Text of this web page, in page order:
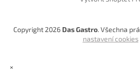
Copyright 2026 Das Gastro. Všechna
nastavení cookies
×